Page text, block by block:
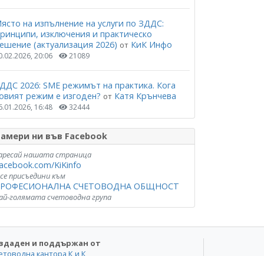
на изпълнение на услуги по ЗДДС:
изключения и практическо
(актуализация 2026) от КиК Инфо
20:06 21089
2026: SME режимът на практика. Кога
режим е изгоден? от Катя Крънчева
16:48 32444
ни във Facebook
нашата страница
KiKinfo
присъедини към
СЧЕТОВОДНА ОБЩНОСТ
голямата счетоводна група
и поддържан от